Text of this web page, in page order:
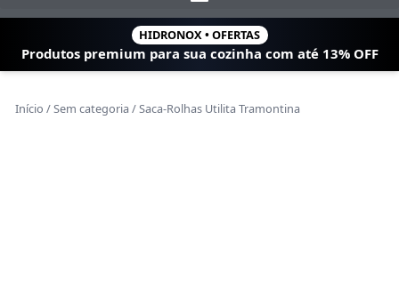
HIDRONOX • OFERTAS
Produtos premium para sua cozinha com até 13% OFF
Início /Sem categoria / Saca-Rolhas Utilita Tramontina